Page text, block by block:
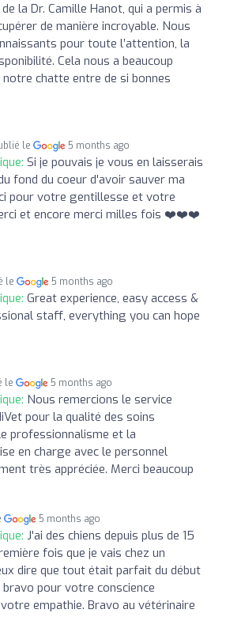
la Dr. Camille Hanot, qui a permis à
de manière incroyable. Nous
pour toute l’attention, la
Cela nous a beaucoup
chatte entre de si bonnes
le 5 months ago
Si je pouvais je vous en laisserais
fond du coeur d'avoir sauver ma
pour votre gentillesse et votre
et encore merci milles fois ❤️❤️❤️
le 5 months ago
Great experience, easy access &
staff, everything you can hope
le 5 months ago
Nous remercions le service
pour la qualité des soins
professionnalisme et la
en charge avec le personnel
très appréciée. Merci beaucoup
5 months ago
J'ai des chiens depuis plus de 15
fois que je vais chez un
dire que tout était parfait du début
pour votre conscience
empathie. Bravo au vétérinaire